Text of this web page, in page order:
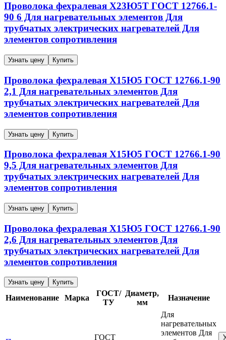
Проволока фехралевая Х23Ю5Т ГОСТ 12766.1-
90 6 Для нагревательных элементов Для
трубчатых электрических нагревателей Для
элементов сопротивления
Узнать цену Купить
Проволока фехралевая Х15Ю5 ГОСТ 12766.1-90
2,1 Для нагревательных элементов Для
трубчатых электрических нагревателей Для
элементов сопротивления
Узнать цену Купить
Проволока фехралевая Х15Ю5 ГОСТ 12766.1-90
9,5 Для нагревательных элементов Для
трубчатых электрических нагревателей Для
элементов сопротивления
Узнать цену Купить
Проволока фехралевая Х15Ю5 ГОСТ 12766.1-90
2,6 Для нагревательных элементов Для
трубчатых электрических нагревателей Для
элементов сопротивления
Узнать цену Купить
Наименование Марка
ГОСТ/
ТУ
Диаметр,
мм
Назначение
ГОСТ
Для
нагревательных
элементов Для